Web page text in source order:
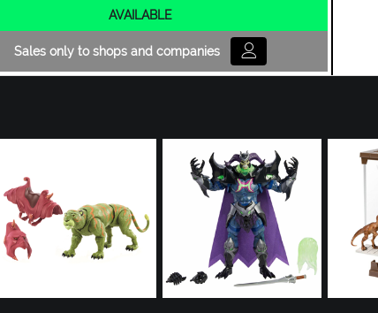
AVAILABLE
Sales only to shops and companies